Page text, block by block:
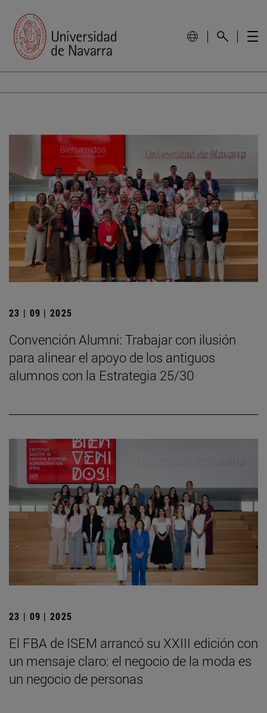
23 | 09 | 2025
Convención Alumni: Trabajar con ilusión
para alinear el apoyo de los antiguos
alumnos con la Estrategia 25/30
23 | 09 | 2025
El FBA de ISEM arrancó su XXIII edición con
un mensaje claro: el negocio de la moda es
un negocio de personas